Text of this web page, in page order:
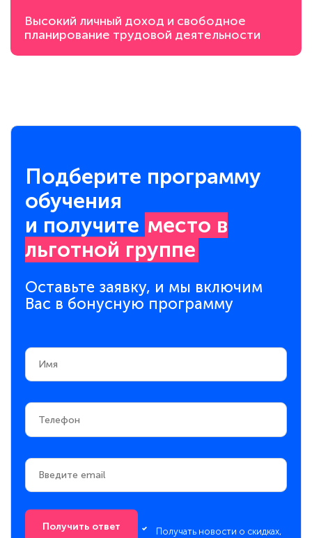
Высокий личный доход и свободное
планирование трудовой деятельности
Подберите программу
обучения
и получите место в
льготной группе
Оставьте заявку, и мы включим
Вас в бонусную программу
Получить ответ
Получать новости о скидках,